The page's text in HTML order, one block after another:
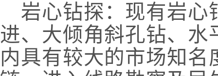
岩心钻探： 现有岩心
进、大倾角斜孔钻、 水
内具有较大的市场知名